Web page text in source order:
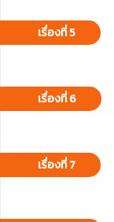
เรื่องที่ 5
เรื่องที่ 6
เรื่องที่ 7